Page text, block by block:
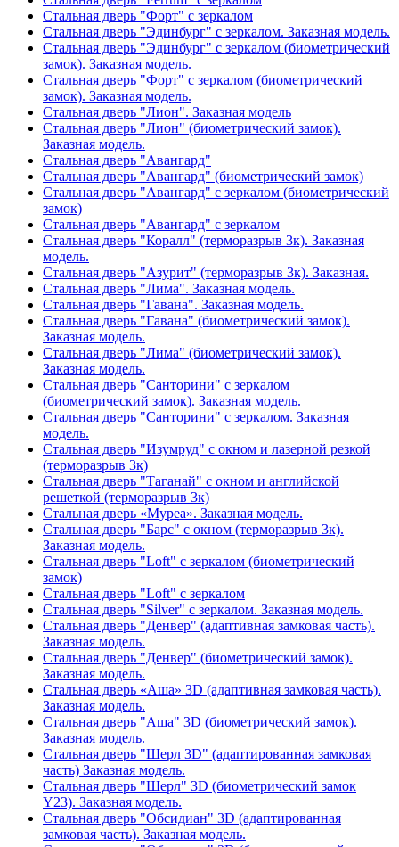
Стальная дверь "Форт" с зеркалом
Стальная дверь "Эдинбург" с зеркалом. Заказная модель.
Стальная дверь "Эдинбург" с зеркалом (биометрический
замок). Заказная модель.
Стальная дверь "Форт" с зеркалом (биометрический
замок). Заказная модель.
Стальная дверь "Лион". Заказная модель
Стальная дверь "Лион" (биометрический замок).
Заказная модель.
Стальная дверь "Авангард"
Стальная дверь "Авангард" (биометрический замок)
Стальная дверь "Авангард" с зеркалом (биометрический
замок)
Стальная дверь "Авангард" с зеркалом
Стальная дверь "Коралл" (терморазрыв 3к). Заказная
модель.
Стальная дверь "Азурит" (терморазрыв 3к). Заказная.
Стальная дверь "Лима". Заказная модель.
Стальная дверь "Гавана". Заказная модель.
Стальная дверь "Гавана" (биометрический замок).
Заказная модель.
Стальная дверь "Лима" (биометрический замок).
Заказная модель.
Стальная дверь "Санторини" с зеркалом
(биометрический замок). Заказная модель.
Стальная дверь "Санторини" с зеркалом. Заказная
модель.
Стальная дверь "Изумруд" с окном и лазерной резкой
(терморазрыв 3к)
Стальная дверь "Таганай" с окном и английской
решеткой (терморазрыв 3к)
Стальная дверь «Муреа». Заказная модель.
Стальная дверь "Барс" с окном (терморазрыв 3к).
Заказная модель.
Стальная дверь "Loft" с зеркалом (биометрический
замок)
Стальная дверь "Loft" с зеркалом
Стальная дверь "Silver" с зеркалом. Заказная модель.
Стальная дверь "Денвер" (адаптивная замковая часть).
Заказная модель.
Стальная дверь "Денвер" (биометрический замок).
Заказная модель.
Стальная дверь «Аша» 3D (адаптивная замковая часть).
Заказная модель.
Стальная дверь "Аша" 3D (биометрический замок).
Заказная модель.
Стальная дверь "Шерл 3D" (адаптированная замковая
часть) Заказная модель.
Стальная дверь "Шерл" 3D (биометрический замок
Y23). Заказная модель.
Стальная дверь "Обсидиан" 3D (адаптированная
замковая часть). Заказная модель.